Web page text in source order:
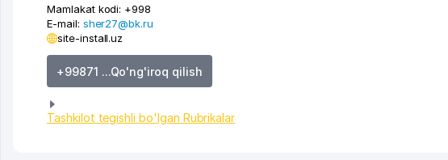
Mamlakat kodi: +998
E-mail: sher27@bk.ru
site-install.uz
+99871 ...Qo'ng'iroq qilish
Tashkilot tegishli bo'lgan Rubrikalar